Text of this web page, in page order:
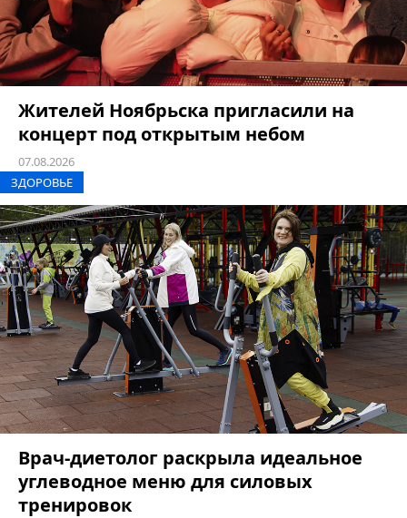
Жителей Ноябрьска пригласили на
концерт под открытым небом
07.08.2026
ЗДОРОВЬЕ
Врач-диетолог раскрыла идеальное
углеводное меню для силовых
тренировок